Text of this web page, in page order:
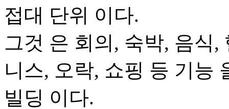
접대 단위 이다.
그것 은 회의, 숙박, 음식,
니스, 오락, 쇼핑 등 기능
빌딩 이다.